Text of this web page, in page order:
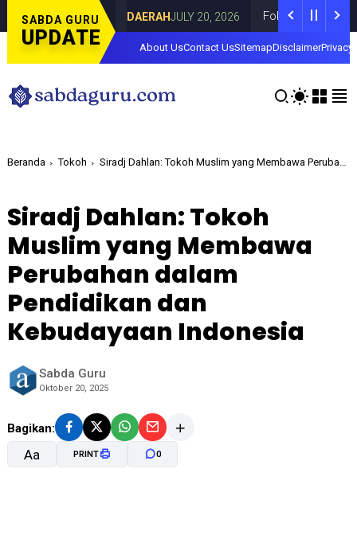
SABDA GURU
UPDATE
Curahdami DAERAH JULY 20, 2026 Fokus pada Tantangan
About UsContact UsSitemapDisclaimerPrivacy
Beranda Tokoh Siradj Dahlan: Tokoh Muslim yang Membawa Perubahan dalam Pendidikan dan Kebudayaan Indonesia
Siradj Dahlan: Tokoh
Muslim yang Membawa
Perubahan dalam
Pendidikan dan
Kebudayaan Indonesia
Sabda Guru
Oktober 20, 2025
Bagikan:
Aa PRINT 0